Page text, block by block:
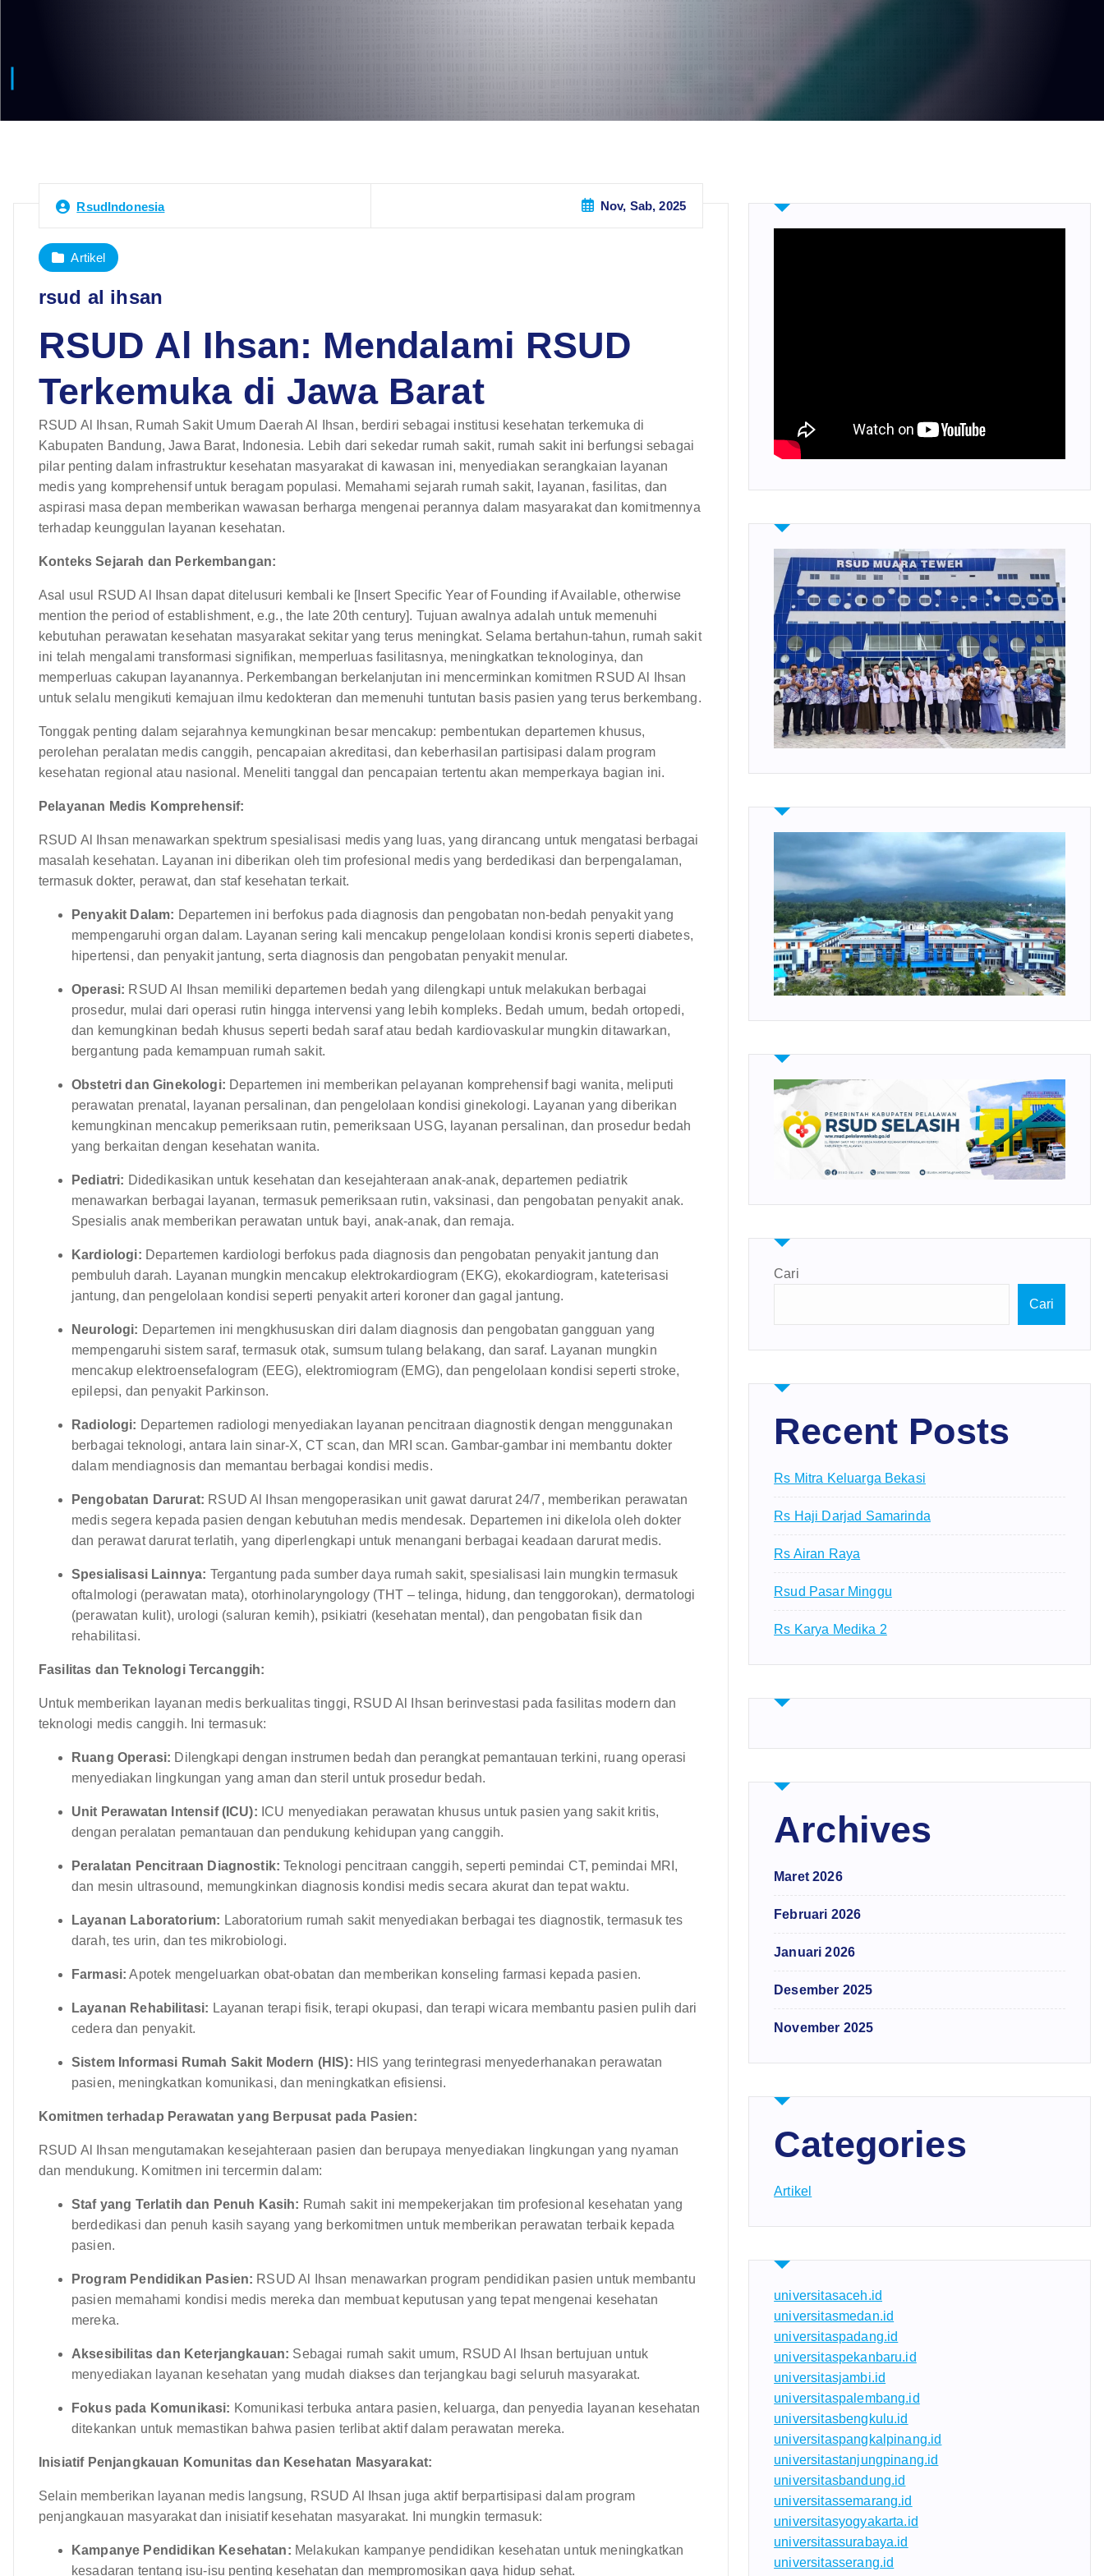
RsudIndonesia Nov, Sab, 2025
Artikel
rsud al ihsan
RSUD Al Ihsan: Mendalami RSUD
Terkemuka di Jawa Barat
RSUD Al Ihsan, Rumah Sakit Umum Daerah Al Ihsan, berdiri sebagai institusi kesehatan terkemuka di
Kabupaten Bandung, Jawa Barat, Indonesia. Lebih dari sekedar rumah sakit, rumah sakit ini berfungsi sebagai
pilar penting dalam infrastruktur kesehatan masyarakat di kawasan ini, menyediakan serangkaian layanan
medis yang komprehensif untuk beragam populasi. Memahami sejarah rumah sakit, layanan, fasilitas, dan
aspirasi masa depan memberikan wawasan berharga mengenai perannya dalam masyarakat dan komitmennya
terhadap keunggulan layanan kesehatan.
Konteks Sejarah dan Perkembangan:
Asal usul RSUD Al Ihsan dapat ditelusuri kembali ke [Insert Specific Year of Founding if Available, otherwise
mention the period of establishment, e.g., the late 20th century]. Tujuan awalnya adalah untuk memenuhi
kebutuhan perawatan kesehatan masyarakat sekitar yang terus meningkat. Selama bertahun-tahun, rumah sakit
ini telah mengalami transformasi signifikan, memperluas fasilitasnya, meningkatkan teknologinya, dan
memperluas cakupan layanannya. Perkembangan berkelanjutan ini mencerminkan komitmen RSUD Al Ihsan
untuk selalu mengikuti kemajuan ilmu kedokteran dan memenuhi tuntutan basis pasien yang terus berkembang.
Tonggak penting dalam sejarahnya kemungkinan besar mencakup: pembentukan departemen khusus,
perolehan peralatan medis canggih, pencapaian akreditasi, dan keberhasilan partisipasi dalam program
kesehatan regional atau nasional. Meneliti tanggal dan pencapaian tertentu akan memperkaya bagian ini.
Pelayanan Medis Komprehensif:
RSUD Al Ihsan menawarkan spektrum spesialisasi medis yang luas, yang dirancang untuk mengatasi berbagai
masalah kesehatan. Layanan ini diberikan oleh tim profesional medis yang berdedikasi dan berpengalaman,
termasuk dokter, perawat, dan staf kesehatan terkait.
Penyakit Dalam: Departemen ini berfokus pada diagnosis dan pengobatan non-bedah penyakit yang
mempengaruhi organ dalam. Layanan sering kali mencakup pengelolaan kondisi kronis seperti diabetes,
hipertensi, dan penyakit jantung, serta diagnosis dan pengobatan penyakit menular.
Operasi: RSUD Al Ihsan memiliki departemen bedah yang dilengkapi untuk melakukan berbagai
prosedur, mulai dari operasi rutin hingga intervensi yang lebih kompleks. Bedah umum, bedah ortopedi,
dan kemungkinan bedah khusus seperti bedah saraf atau bedah kardiovaskular mungkin ditawarkan,
bergantung pada kemampuan rumah sakit.
Obstetri dan Ginekologi: Departemen ini memberikan pelayanan komprehensif bagi wanita, meliputi
perawatan prenatal, layanan persalinan, dan pengelolaan kondisi ginekologi. Layanan yang diberikan
kemungkinan mencakup pemeriksaan rutin, pemeriksaan USG, layanan persalinan, dan prosedur bedah
yang berkaitan dengan kesehatan wanita.
Pediatri: Didedikasikan untuk kesehatan dan kesejahteraan anak-anak, departemen pediatrik
menawarkan berbagai layanan, termasuk pemeriksaan rutin, vaksinasi, dan pengobatan penyakit anak.
Spesialis anak memberikan perawatan untuk bayi, anak-anak, dan remaja.
Kardiologi: Departemen kardiologi berfokus pada diagnosis dan pengobatan penyakit jantung dan
pembuluh darah. Layanan mungkin mencakup elektrokardiogram (EKG), ekokardiogram, kateterisasi
jantung, dan pengelolaan kondisi seperti penyakit arteri koroner dan gagal jantung.
Neurologi: Departemen ini mengkhususkan diri dalam diagnosis dan pengobatan gangguan yang
mempengaruhi sistem saraf, termasuk otak, sumsum tulang belakang, dan saraf. Layanan mungkin
mencakup elektroensefalogram (EEG), elektromiogram (EMG), dan pengelolaan kondisi seperti stroke,
epilepsi, dan penyakit Parkinson.
Radiologi: Departemen radiologi menyediakan layanan pencitraan diagnostik dengan menggunakan
berbagai teknologi, antara lain sinar-X, CT scan, dan MRI scan. Gambar-gambar ini membantu dokter
dalam mendiagnosis dan memantau berbagai kondisi medis.
Pengobatan Darurat: RSUD Al Ihsan mengoperasikan unit gawat darurat 24/7, memberikan perawatan
medis segera kepada pasien dengan kebutuhan medis mendesak. Departemen ini dikelola oleh dokter
dan perawat darurat terlatih, yang diperlengkapi untuk menangani berbagai keadaan darurat medis.
Spesialisasi Lainnya: Tergantung pada sumber daya rumah sakit, spesialisasi lain mungkin termasuk
oftalmologi (perawatan mata), otorhinolaryngology (THT – telinga, hidung, dan tenggorokan), dermatologi
(perawatan kulit), urologi (saluran kemih), psikiatri (kesehatan mental), dan pengobatan fisik dan
rehabilitasi.
Fasilitas dan Teknologi Tercanggih:
Untuk memberikan layanan medis berkualitas tinggi, RSUD Al Ihsan berinvestasi pada fasilitas modern dan
teknologi medis canggih. Ini termasuk:
Ruang Operasi: Dilengkapi dengan instrumen bedah dan perangkat pemantauan terkini, ruang operasi
menyediakan lingkungan yang aman dan steril untuk prosedur bedah.
Unit Perawatan Intensif (ICU): ICU menyediakan perawatan khusus untuk pasien yang sakit kritis,
dengan peralatan pemantauan dan pendukung kehidupan yang canggih.
Peralatan Pencitraan Diagnostik: Teknologi pencitraan canggih, seperti pemindai CT, pemindai MRI,
dan mesin ultrasound, memungkinkan diagnosis kondisi medis secara akurat dan tepat waktu.
Layanan Laboratorium: Laboratorium rumah sakit menyediakan berbagai tes diagnostik, termasuk tes
darah, tes urin, dan tes mikrobiologi.
Farmasi: Apotek mengeluarkan obat-obatan dan memberikan konseling farmasi kepada pasien.
Layanan Rehabilitasi: Layanan terapi fisik, terapi okupasi, dan terapi wicara membantu pasien pulih dari
cedera dan penyakit.
Sistem Informasi Rumah Sakit Modern (HIS): HIS yang terintegrasi menyederhanakan perawatan
pasien, meningkatkan komunikasi, dan meningkatkan efisiensi.
Komitmen terhadap Perawatan yang Berpusat pada Pasien:
RSUD Al Ihsan mengutamakan kesejahteraan pasien dan berupaya menyediakan lingkungan yang nyaman
dan mendukung. Komitmen ini tercermin dalam:
Staf yang Terlatih dan Penuh Kasih: Rumah sakit ini mempekerjakan tim profesional kesehatan yang
berdedikasi dan penuh kasih sayang yang berkomitmen untuk memberikan perawatan terbaik kepada
pasien.
Program Pendidikan Pasien: RSUD Al Ihsan menawarkan program pendidikan pasien untuk membantu
pasien memahami kondisi medis mereka dan membuat keputusan yang tepat mengenai kesehatan
mereka.
Aksesibilitas dan Keterjangkauan: Sebagai rumah sakit umum, RSUD Al Ihsan bertujuan untuk
menyediakan layanan kesehatan yang mudah diakses dan terjangkau bagi seluruh masyarakat.
Fokus pada Komunikasi: Komunikasi terbuka antara pasien, keluarga, dan penyedia layanan kesehatan
ditekankan untuk memastikan bahwa pasien terlibat aktif dalam perawatan mereka.
Inisiatif Penjangkauan Komunitas dan Kesehatan Masyarakat:
Selain memberikan layanan medis langsung, RSUD Al Ihsan juga aktif berpartisipasi dalam program
penjangkauan masyarakat dan inisiatif kesehatan masyarakat. Ini mungkin termasuk:
Kampanye Pendidikan Kesehatan: Melakukan kampanye pendidikan kesehatan untuk meningkatkan
kesadaran tentang isu-isu penting kesehatan dan mempromosikan gaya hidup sehat.
Cari
Cari
Recent Posts
Rs Mitra Keluarga Bekasi
Rs Haji Darjad Samarinda
Rs Airan Raya
Rsud Pasar Minggu
Rs Karya Medika 2
Archives
Maret 2026
Februari 2026
Januari 2026
Desember 2025
November 2025
Categories
Artikel
universitasaceh.id
universitasmedan.id
universitaspadang.id
universitaspekanbaru.id
universitasjambi.id
universitaspalembang.id
universitasbengkulu.id
universitaspangkalpinang.id
universitastanjungpinang.id
universitasbandung.id
universitassemarang.id
universitasyogyakarta.id
universitassurabaya.id
universitasserang.id